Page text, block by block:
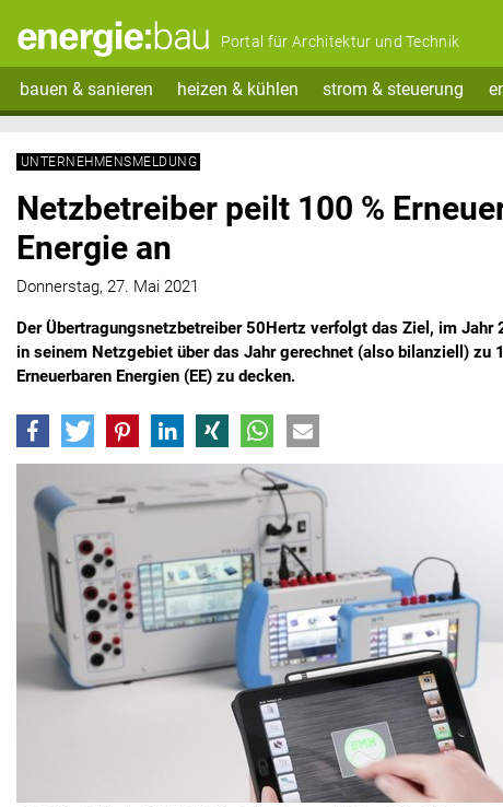
Portal für Architektur und Technik
bauen & sanieren heizen & kühlen strom & steuerung
UNTERNEHMENSMELDUNG
Netzbetreiber peilt 100 %
Energie an
Donnerstag, 27. Mai 2021
Der Übertragungsnetzbetreiber 50Hertz verfolgt das Ziel, im Jahr
in seinem Netzgebiet über das Jahr gerechnet (also bilanziell) zu
Erneuerbaren Energien (EE) zu decken.